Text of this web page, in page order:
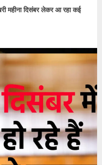
महीना दिसंबर लेकर आ रहा कई